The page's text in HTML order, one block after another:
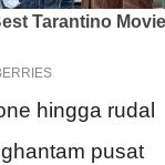
hingga rudal
pusat